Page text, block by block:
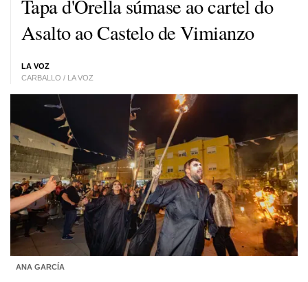
Tapa d'Orella súmase ao cartel do
Asalto ao Castelo de Vimianzo
LA VOZ
CARBALLO / LA VOZ
ANA GARCÍA